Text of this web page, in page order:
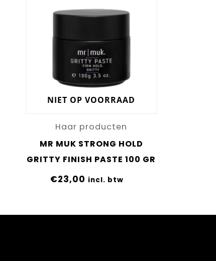
NIET OP VOORRAAD
Haar producten
MR MUK STRONG HOLD
GRITTY FINISH PASTE 100 GR
€23,00 incl. btw